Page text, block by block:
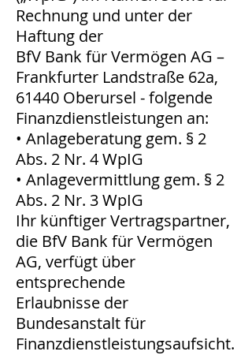
Rechnung und unter der
Haftung der
BfV Bank für Vermögen AG –
Frankfurter Landstraße 62a,
61440 Oberursel - folgende
Finanzdienstleistungen an:
• Anlageberatung gem. § 2
Abs. 2 Nr. 4 WpIG
• Anlagevermittlung gem. § 2
Abs. 2 Nr. 3 WpIG
Ihr künftiger Vertragspartner,
die BfV Bank für Vermögen
AG, verfügt über
entsprechende
Erlaubnisse der
Bundesanstalt für
Finanzdienstleistungsaufsicht.